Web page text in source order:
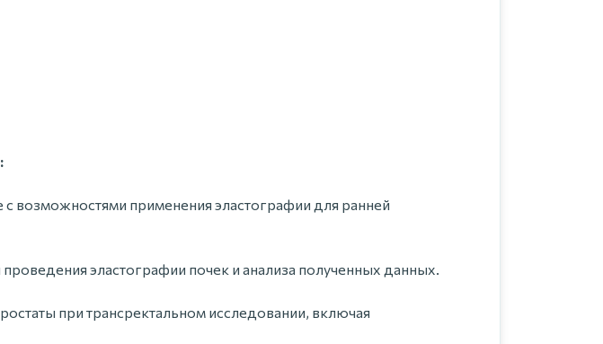
возможностями применения эластографии для ранней
эластографии почек и анализа полученных данных.
при трансректальном исследовании, включая